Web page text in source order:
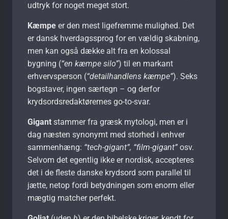
udtryk for noget meget stort.
Kæmpe er den mest ligefremme mulighed. Det
er dansk hverdagssprog for en vældig skabning,
men kan også dække alt fra en kolossal
bygning (“en kæmpe silo”) til en markant
erhvervsperson (“detailhandlens kæmpe”). Seks
bogstaver, ingen særtegn – og derfor
krydsordsredaktørernes go-to-svar.
Gigant stammer fra græsk mytologi, men er i
dag næsten synonymt med storhed i enhver
sammenhæng: “tech-gigant”, “film-gigant” osv.
Selvom det egentlig ikke er nordisk, accepteres
det i de fleste danske krydsord som parallel til
jætte, netop fordi betydningen som enorm eller
mægtig matcher perfekt.